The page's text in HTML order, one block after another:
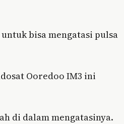
bisa mengatasi pulsa
Ooredoo IM3 ini
di dalam mengatasinya.